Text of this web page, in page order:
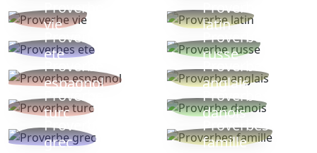
Proverbe
vie
Proverbe
latin
Proverbes
ete
Proverbe
russe
Proverbe
espagnol
Proverbe
anglais
Proverbe
turc
Proverbe
danois
Proverbe
grec
Proverbes
famille